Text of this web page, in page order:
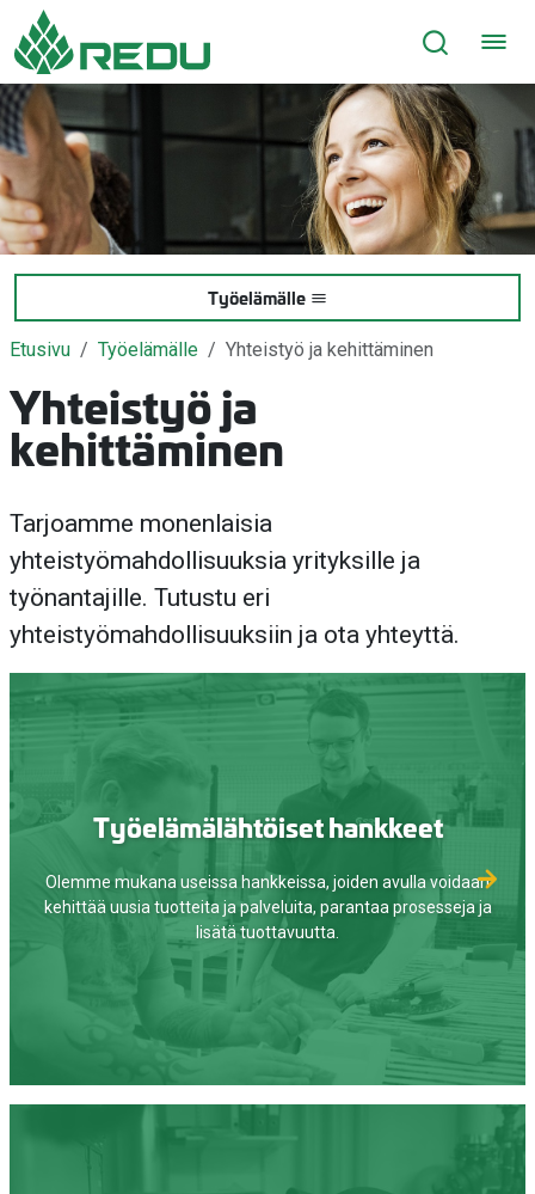
Siirry sivusisältöön
Työelämälle
Etusivu Työelämälle Yhteistyö ja kehittäminen
Yhteistyö ja
kehittäminen
Tarjoamme monenlaisia
yhteistyömahdollisuuksia yrityksille ja
työnantajille. Tutustu eri
yhteistyömahdollisuuksiin ja ota yhteyttä.
Työelämälähtöiset hankkeet
Olemme mukana useissa hankkeissa, joiden avulla voidaan
kehittää uusia tuotteita ja palveluita, parantaa prosesseja ja
lisätä tuottavuutta.